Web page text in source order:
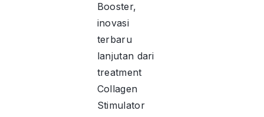
Booster,
inovasi
terbaru
lanjutan dari
treatment
Collagen
Stimulator